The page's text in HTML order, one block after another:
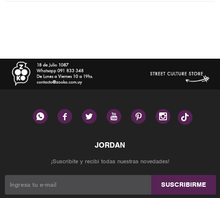
     
¡Suscribite y recibí todas nuestras novedades!
SUSCRIBIRME